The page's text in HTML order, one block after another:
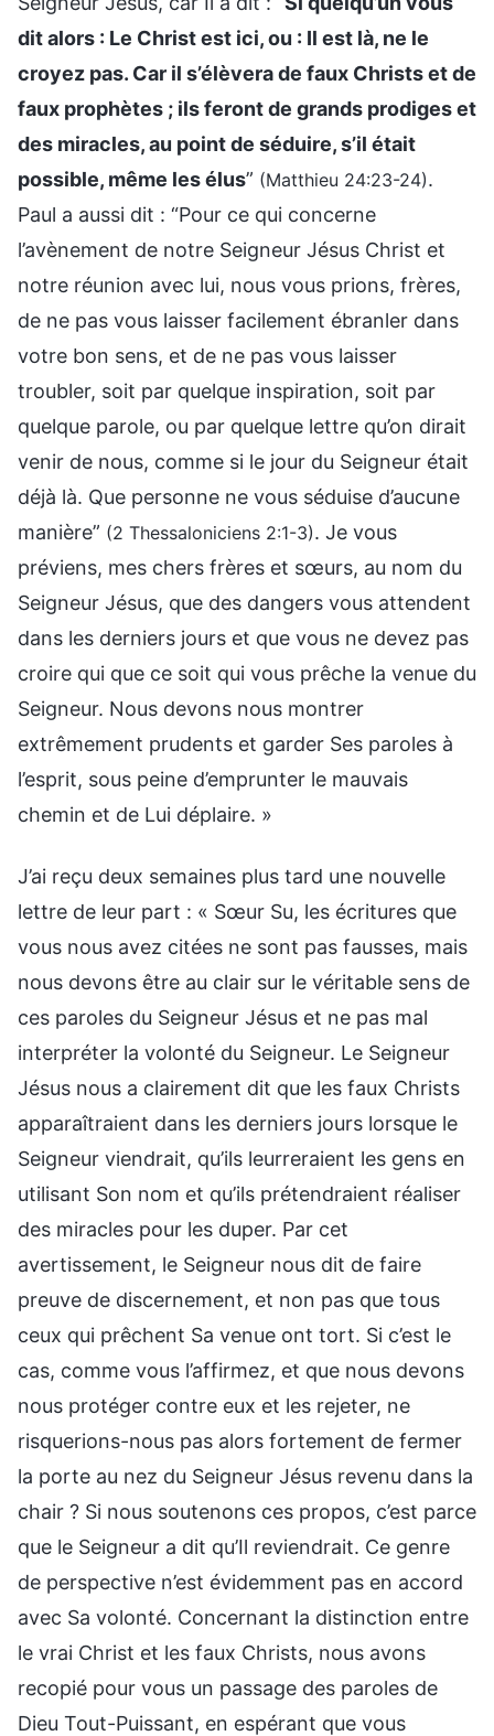
dit alors : Le Christ est ici, ou : Il est là, ne le
croyez pas. Car il s’élèvera de faux Christs et de
faux prophètes ; ils feront de grands prodiges et
des miracles, au point de séduire, s’il était
possible, même les élus” (Matthieu 24:23-24).
Paul a aussi dit : “Pour ce qui concerne
l’avènement de notre Seigneur Jésus Christ et
notre réunion avec lui, nous vous prions, frères,
de ne pas vous laisser facilement ébranler dans
votre bon sens, et de ne pas vous laisser
troubler, soit par quelque inspiration, soit par
quelque parole, ou par quelque lettre qu’on dirait
venir de nous, comme si le jour du Seigneur était
déjà là. Que personne ne vous séduise d’aucune
manière” (2 Thessaloniciens 2:1-3). Je vous
préviens, mes chers frères et sœurs, au nom du
Seigneur Jésus, que des dangers vous attendent
dans les derniers jours et que vous ne devez pas
croire qui que ce soit qui vous prêche la venue du
Seigneur. Nous devons nous montrer
extrêmement prudents et garder Ses paroles à
l’esprit, sous peine d’emprunter le mauvais
chemin et de Lui déplaire. »
J’ai reçu deux semaines plus tard une nouvelle
lettre de leur part : « Sœur Su, les écritures que
vous nous avez citées ne sont pas fausses, mais
nous devons être au clair sur le véritable sens de
ces paroles du Seigneur Jésus et ne pas mal
interpréter la volonté du Seigneur. Le Seigneur
Jésus nous a clairement dit que les faux Christs
apparaîtraient dans les derniers jours lorsque le
Seigneur viendrait, qu’ils leurreraient les gens en
utilisant Son nom et qu’ils prétendraient réaliser
des miracles pour les duper. Par cet
avertissement, le Seigneur nous dit de faire
preuve de discernement, et non pas que tous
ceux qui prêchent Sa venue ont tort. Si c’est le
cas, comme vous l’affirmez, et que nous devons
nous protéger contre eux et les rejeter, ne
risquerions-nous pas alors fortement de fermer
la porte au nez du Seigneur Jésus revenu dans la
chair ? Si nous soutenons ces propos, c’est parce
que le Seigneur a dit qu’Il reviendrait. Ce genre
de perspective n’est évidemment pas en accord
avec Sa volonté. Concernant la distinction entre
le vrai Christ et les faux Christs, nous avons
recopié pour vous un passage des paroles de
Dieu Tout-Puissant, en espérant que vous